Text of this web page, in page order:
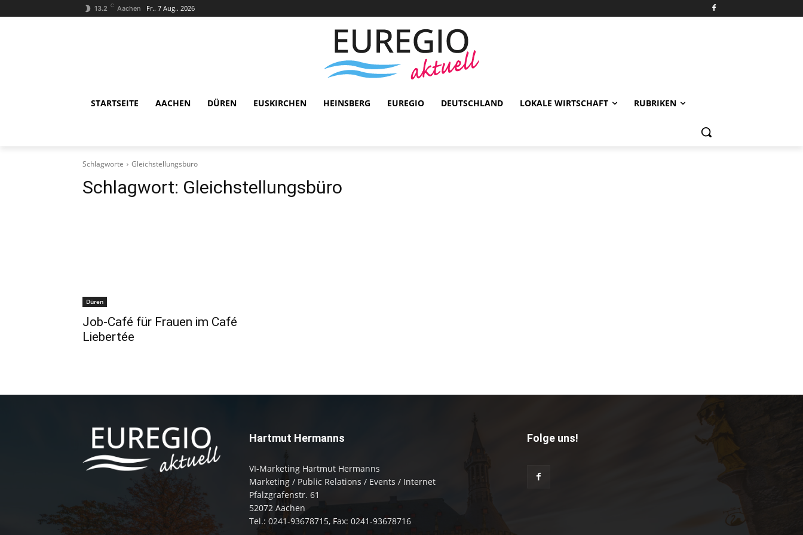
13.2 C Aachen Fr.. 7 Aug.. 2026
STARTSEITE AACHEN DÜREN EUSKIRCHEN HEINSBERG EUREGIO DEUTSCHLAND LOKALE WIRTSCHAFT RUBRIKEN
Schlagworte Gleichstellungsbüro
Schlagwort: Gleichstellungsbüro
Düren
Job-Café für Frauen im Café
Liebertée
Hartmut Hermanns
VI-Marketing Hartmut Hermanns
Marketing / Public Relations / Events / Internet
Pfalzgrafenstr. 61
52072 Aachen
Tel.: 0241-93678715, Fax: 0241-93678716
Folge uns!